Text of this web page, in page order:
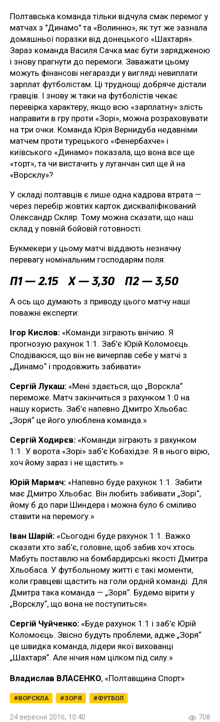
Полтавська команда тільки відчула смак перемог у
матчах з "Динамо" та «Волинню», як тут же зазнала
домашньої поразки від донецького «Шахтаря».
Зараз команда Василя Сачка має бути зарядженою
і знову прагнути до перемоги. Заважати цьому
можуть фінансові негаразди у вигляді невиплати
зарплат футболістам. Ці труднощі добряче дістали
гравців. І знову ж таки на футболістів чекає
перевірка характеру, якщо всю «зарплатну» злість
направити в гру проти «Зорі», можна розраховувати
на три очки. Команда Юрія Вернидуба недавніми
матчем проти турецького «Фенербахче» і
київського «Динамо» показала, що вона все ще
«торт», та чи вистачить у луганчан сил ще й на
«Ворсклу»?
У складі полтавців є лише одна кадрова втрата —
через перебір жовтих карток дискваліфікований
Олександр Скляр. Тому можна сказати, що наш
склад у повній бойовій готовності.
Букмекери у цьому матчі віддають незначну
перевагу номінальним господарям поля:
П1 — 2.15 Х — 3,30 П2 — 3,50
А ось що думають з приводу цього матчу наші
поважні експерти:
Ігор Кислов: «Команди зіграють внічию. Я
прогнозую рахунок 1:1. Заб’є Юрій Коломоєць.
Сподіваюся, що він не вичерпав себе у матчі з
„Динамо“ і продовжить забивати»
Сергій Лукаш: «Мені здається, що „Ворскла“
переможе. Матч закінчиться з рахунком 1:0 на
нашу користь. Заб’є напевно Дмитро Хльобас.
„Зоря“ це його улюблена команда.»
Сергій Ходирєв: «Команди зіграють з рахунком
1:1. У ворота «Зорі» заб’є Кобахідзе. Я в нього вірю,
хоч йому зараз і не щастить.»
Юрій Мармач: «Напевно буде рахунок 1:1. Забити
має Дмитро Хльобас. Він любить забивати „Зорі“,
йому б до пари Шиндера і можна було б сміливо
ставити на перемогу.»
Іван Шарій: «Сьогодні буде рахунок 1:1. Важко
сказати хто заб’є, головне, щоб забив хоч хтось.
Мабуть поставлю на бомбардирські якості Дмитра
Хльобаса. У футбольному житті є такі моменти,
коли гравцеві щастить на голи ордній команді. Для
Дмитра така команда — „Зоря“. Будемо вірити у
„Ворсклу“, що вона не поступиться».
Сергій Чуйченко: «Буде рахунок 1:1 і заб’є Юрій
Коломоєць. Звісно будуть проблеми, адже „Зоря“
це швидка команда, лідери якої вихованці
„Шахтаря“. Але нічия нам цілком під силу.»
Владислав ВЛАСЕНКО, «Полтавщина Спорт»
ВОРСКЛА ЗОРЯ ФУТБОЛ
24 вересня 2016, 10:40 708